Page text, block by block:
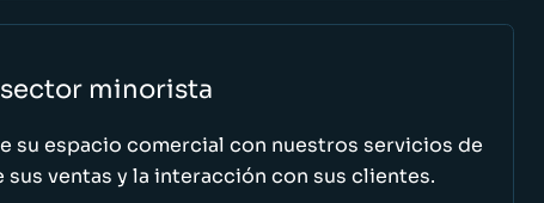
minorista
su espacio comercial con nuestros servicios de
ventas y la interacción con sus clientes.